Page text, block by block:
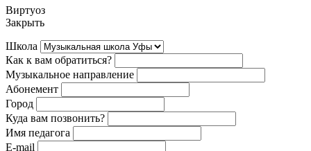
Виртуоз
Закрыть
Школа
Как к вам обратиться?
Музыкальное направление
Абонемент
Город
Куда вам позвонить?
Имя педагога
E-mail